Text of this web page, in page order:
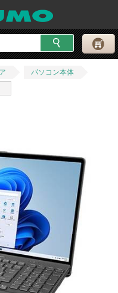
パソコン本体